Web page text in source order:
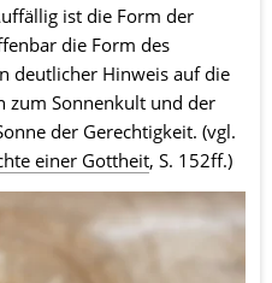
ist die Form der
die Form des
deutlicher Hinweis auf die
zum Sonnenkult und der
der Gerechtigkeit. (vgl.
einer Gottheit, S. 152ff.)
lautet: HIC
ARCIHEPISCOPUS
in der Kirche